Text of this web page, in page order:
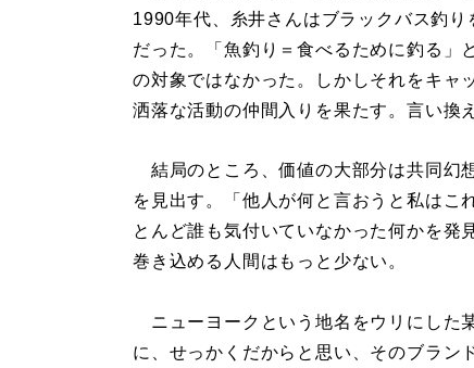
1990年代、糸井さんはブラックバス釣
だった。「魚釣り＝食べるために釣る」
の対象ではなかった。しかしそれをキャ
洒落な活動の仲間入りを果たす。言い換
結局のところ、価値の大部分は共同幻
を見出す。「他人が何と言おうと私はこ
とんど誰も気付いていなかった何かを発
巻き込める人間はもっと少ない。
ニューヨークという地名をウリにした
に、せっかくだからと思い、そのブラン